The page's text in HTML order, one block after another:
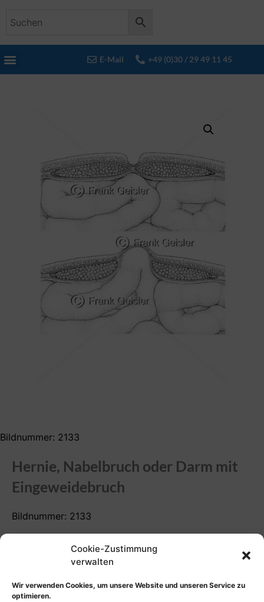
Cookie-Zustimmung
verwalten
Wir verwenden Cookies, um unsere Website und unseren Service zu
optimieren.
E-Mail +49 (0)30 / 29 49 11 45
Bildnummer: 2133
Hernie, Nabelbruch oder Darm mit
Eingeweidebruch
Bildnummer: 2133
Lizenz